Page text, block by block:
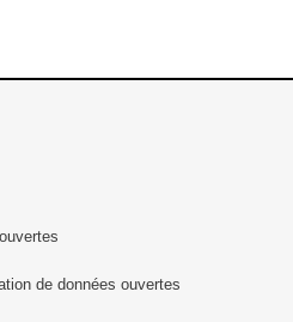
de données ouvertes